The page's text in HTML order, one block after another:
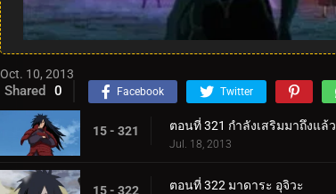
Oct. 10, 2013
Shared 0 Facebook Twitter
15 - 321 ตอนที่ 321 กำลังเสริมมาถึงแล้ว
Jul. 18, 2013
15 - 322 ตอนที่ 322 มาดาระ อุจิวะ